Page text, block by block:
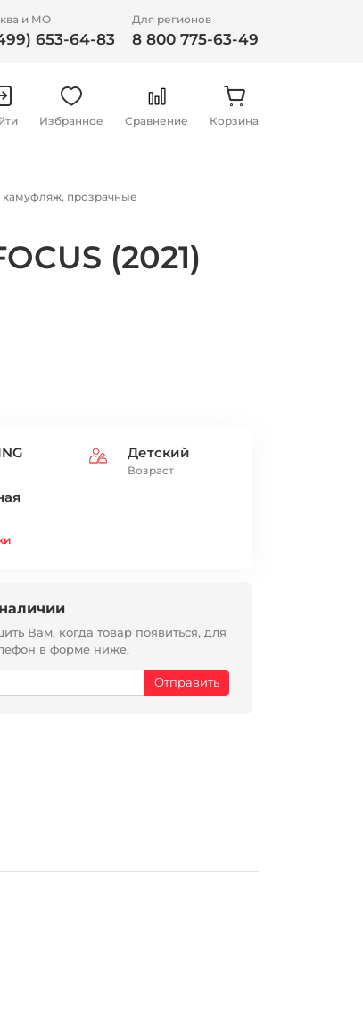
и МО
653-64-83
Для регионов
8 800 775-63-49
Избранное Сравнение Корзина
камуфляж, прозрачные
(2021)
Детский
Возраст
Вам, когда товар появиться, для
в форме ниже.